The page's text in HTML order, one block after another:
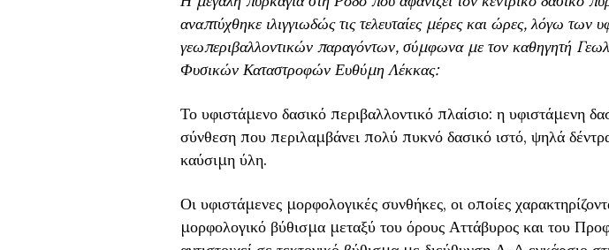
αναπτύχθηκε ιλιγγιωδώς τις τελευταίες μέρες και ώρες, λόγω των
γεωπεριβαλλοντικών παραγόντων, σύμφωνα με τον καθηγητή
Φυσικών Καταστροφών Ευθύμη Λέκκας:
Το υφιστάμενο δασικό περιβαλλοντικό πλαίσιο: η υφιστάμενη
σύνθεση που περιλαμβάνει πολύ πυκνό δασικό ιστό, ψηλά
καύσιμη ύλη.
Οι υφιστάμενες μορφολογικές συνθήκες, οι οποίες
μορφολογικό βύθισμα μεταξύ του όρους Αττάβυρος και του